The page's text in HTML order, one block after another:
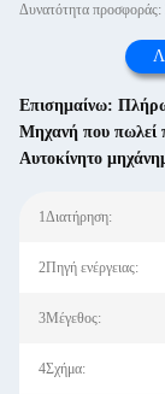
Δυνατότητα προσφοράς:
Επισημαίνω:
Μηχανή που πωλεί
Αυτοκίνητο
1Διατήρηση:
2Πηγή ενέργειας:
3Μέγεθος:
4Σχήμα: